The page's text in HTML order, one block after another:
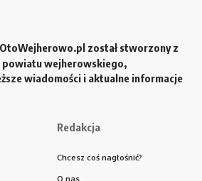
został stworzony z
powiatu wejherowskiego,
wiadomości i aktualne informacje
Redakcja
Chcesz coś nagłośnić?
O nas